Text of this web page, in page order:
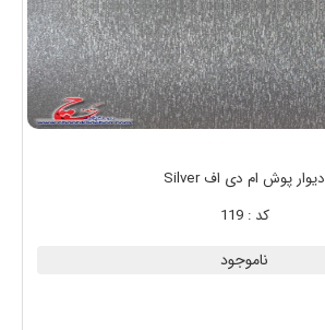
دیوار پوش ام دی اف Silver
کد : 119
ناموجود